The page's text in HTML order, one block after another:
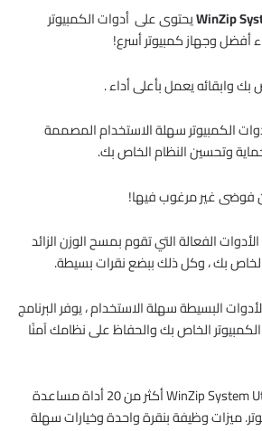
WinZipيحتوى على أدوات الكمبيوتر
وجهاز كمبيوتر أسرع!
بك وابقائه يعمل بأعلى أداء .
الكمبيوتر سهلة الاستخدام المصممة
وتحسين النظام الخاص بك.
فوضى غير مرغوب فيها!
الفعالة التي تقوم بمسح الوزن الزائد
الخاص بك ، وكل ذلك ببضع نقرات بسيطة.
البسيطة سهلة الاستخدام ، يوفر البرنامج
الخاص بك والحفاظ على نظامك آمنًا
يتضمن برنامج WinZip System Utilities Suite أكثر من 20 أداة مساعدة
ميزات وظيفة بنقرة واحدة وخيارات سهلة